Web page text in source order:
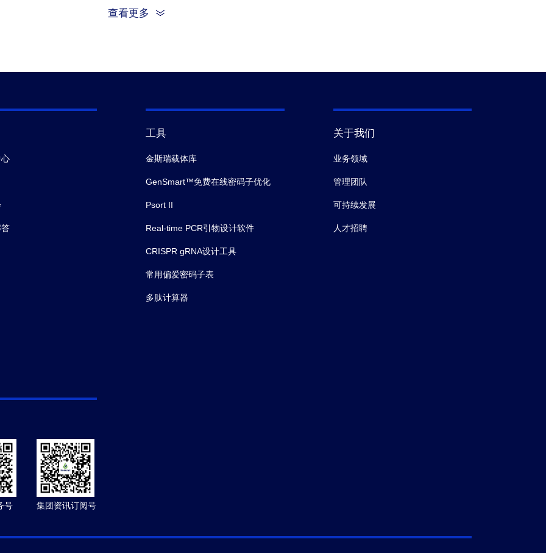
查看更多
工具
金斯瑞载体库
GenSmart™免费在线密码子优化
Psort II
Real-time PCR引物设计软件
CRISPR gRNA设计工具
常用偏爱密码子表
多肽计算器
关于我们
业务领域
管理团队
可持续发展
人才招聘
号 集团资讯订阅号